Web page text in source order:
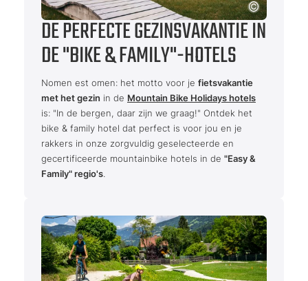
DE PERFECTE GEZINSVAKANTIE IN
DE "BIKE & FAMILY"-HOTELS
Nomen est omen: het motto voor je fietsvakantie
met het gezin in de Mountain Bike Holidays hotels
is: "In de bergen, daar zijn we graag!" Ontdek het
bike & family hotel dat perfect is voor jou en je
rakkers in onze zorgvuldig geselecteerde en
gecertificeerde mountainbike hotels in de "Easy &
Family" regio's.